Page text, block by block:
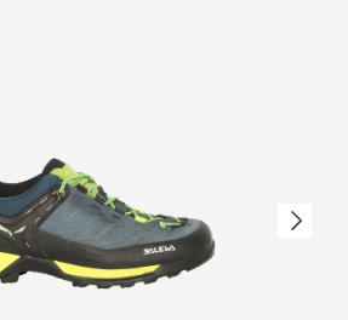
Nächste